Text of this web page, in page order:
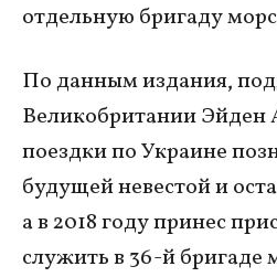
отдельную бригаду
По данным издания,
Великобритании Эйден
поездки по Украине
будущей невестой и
а в 2018 году принес
служить в 36-й бригаде